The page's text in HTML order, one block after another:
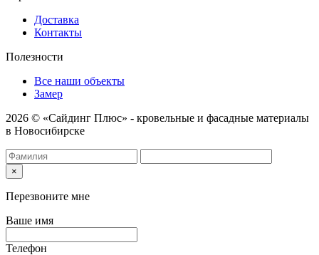
Доставка
Контакты
Полезности
Все наши объекты
Замер
2026 © «Сайдинг Плюс» - кровельные и фасадные материалы
в Новосибирске
×
Перезвоните мне
Ваше имя
Телефон